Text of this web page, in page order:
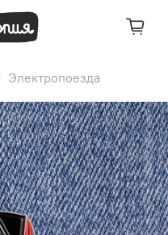
Электропоезда